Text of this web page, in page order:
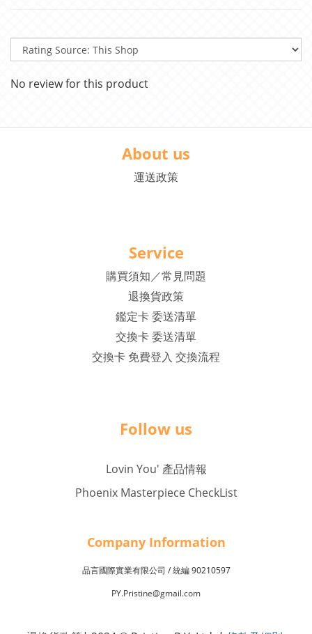
No review for this product
About us
運送政策
Service
購買須知／常見問題
退換貨政策
鑑定卡 委送清單
交換卡 委送清單
交換卡 免費登入 交換流程
Follow us
Lovin You' 產品情報
Phoenix Masterpiece CheckList
Company Information
品言國際實業有限公司 /統編90210597
PY.Pristine@gmail.com